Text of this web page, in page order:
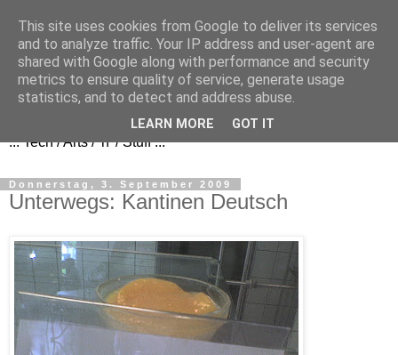
FezBook
... Tech / Arts / 'n' / Stuff ...
Donnerstag, 3. September 2009
Unterwegs: Kantinen Deutsch
This site uses cookies from Google to deliver its services
and to analyze traffic. Your IP address and user-agent are
shared with Google along with performance and security
metrics to ensure quality of service, generate usage
statistics, and to detect and address abuse.
LEARN MORE GOT IT